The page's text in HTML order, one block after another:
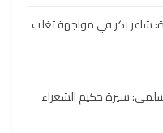
شاعر بكر في مواجهة تغلب
سيرة حكيم الشعراء